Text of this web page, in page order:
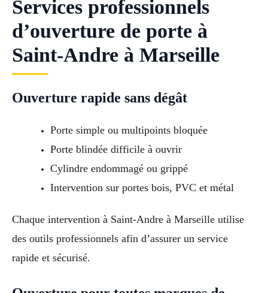
Services professionnels
d’ouverture de porte à
Saint-Andre à Marseille
Ouverture rapide sans dégât
Porte simple ou multipoints bloquée
Porte blindée difficile à ouvrir
Cylindre endommagé ou grippé
Intervention sur portes bois, PVC et métal
Chaque intervention à Saint-Andre à Marseille utilise
des outils professionnels afin d’assurer un service
rapide et sécurisé.